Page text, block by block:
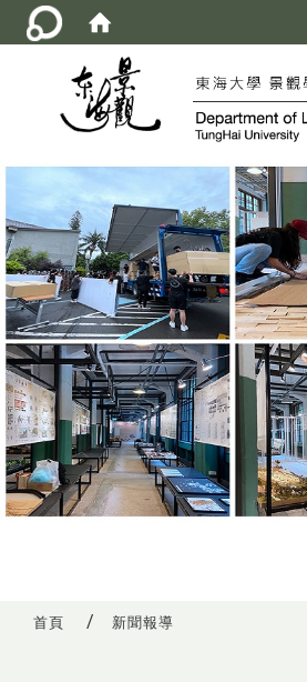
首頁 新聞報導